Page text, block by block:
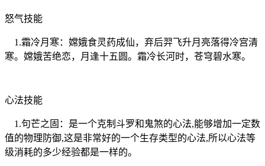
怒气技能
1.霜冷月寒：嫦娥食灵药成仙，弃后羿飞升月亮落得冷宫清
寒。嫦娥苦绝恋，月逢十五圆。霜冷长河时，苍穹碧水寒。
心法技能
1.句芒之固：是一个克制斗罗和鬼煞的心法,能够增加一定数
值的物理防御,这是非常好的一个生存类型的心法,所以心法等
级消耗的多少经验都是一样的。